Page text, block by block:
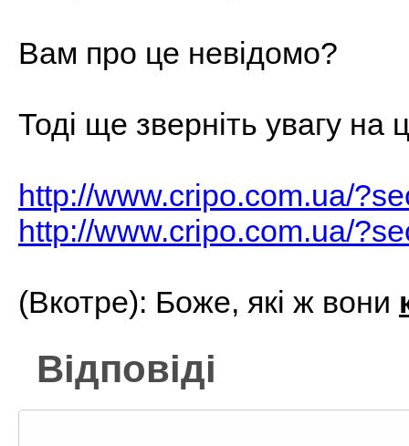
Вам про це невідомо?
Тоді ще зверніть увагу на
http://www.cripo.com.ua/
http://www.cripo.com.ua/
(Вкотре): Боже, які ж вони
Відповіді